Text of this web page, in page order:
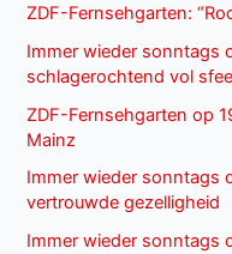
ZDF-Fernsehgarten:
Immer wieder sonntags
schlagerochtend vol
ZDF-Fernsehgarten op
Mainz
Immer wieder sonntags
vertrouwde gezelligheid
Immer wieder sonntags